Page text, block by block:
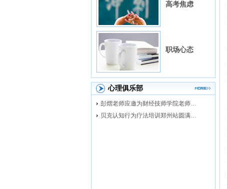
高考焦虑
职场心态
心理俱乐部
彭熠老师应邀为财经技师学院老师进行督导培训
贝克认知行为疗法培训郑州站圆满落幕